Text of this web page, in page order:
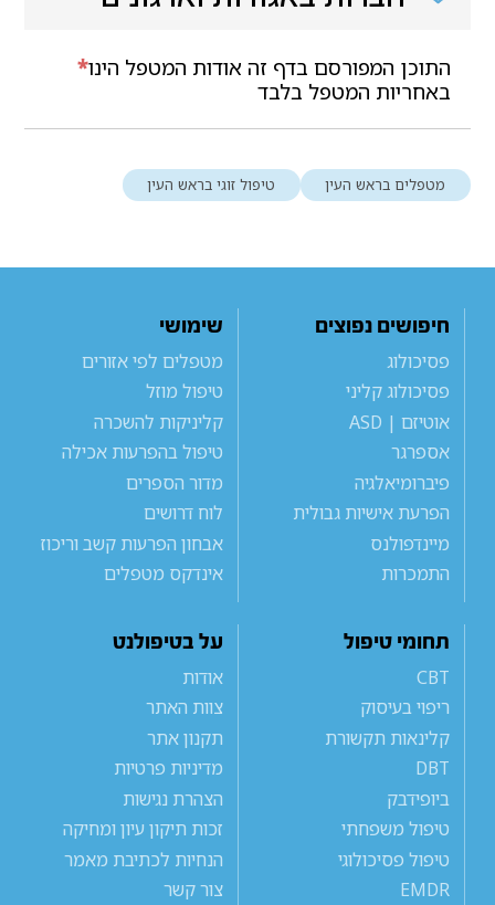
*התוכן המפורסם בדף זה אודות המטפל הינו
באחריות המטפל בלבד
מטפלים בראש העין טיפול זוגי בראש העין
חיפושים נפוצים
פסיכולוג
פסיכולוג קליני
אוטיזם | ASD
אספרגר
פיברומיאלגיה
הפרעת אישיות גבולית
מיינדפולנס
התמכרות
שימושי
מטפלים לפי אזורים
טיפול מוזל
קליניקות להשכרה
טיפול בהפרעות אכילה
מדור הספרים
לוח דרושים
אבחון הפרעות קשב וריכוז
אינדקס מטפלים
תחומי טיפול
CBT
ריפוי בעיסוק
קלינאות תקשורת
DBT
ביופידבק
טיפול משפחתי
טיפול פסיכולוגי
EMDR
על בטיפולנט
אודות
צוות האתר
תקנון אתר
מדיניות פרטיות
הצהרת נגישות
זכות תיקון עיון ומחיקה
הנחיות לכתיבת מאמר
צור קשר